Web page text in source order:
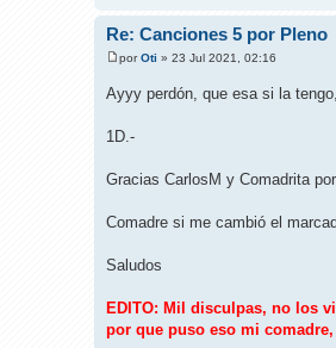
Re: Canciones 5 por Pleno
porOti » 23 Jul 2021, 02:16
Ayyy perdón, que esa si la
1D.-
Gracias CarlosM y Comadrita
Comadre si me cambió el
Saludos
EDITO: Mil disculpas, no los
por que puso eso mi